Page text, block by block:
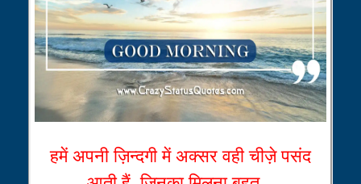
हमें अपनी ज़िन्दगी में अक्सर वही चीज़े पसंद